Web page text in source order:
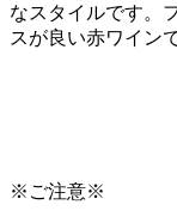
なスタイルです。
スが良い赤ワイン
※ご注意※